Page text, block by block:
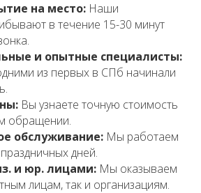
на место: Наши
в течение 15-30 минут
и опытные специалисты:
из первых в СПб начинали
Вы узнаете точную стоимость
обращении.
обслуживание: Мы работаем
дней.
и юр. лицами: Мы оказываем
лицам, так и организациям.